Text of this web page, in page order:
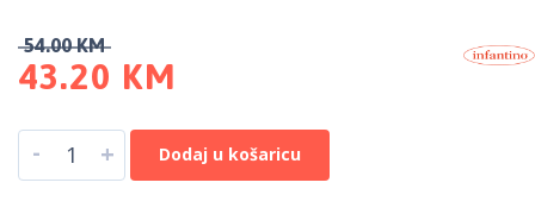
54.00KM
43.20 KM
- + Dodaj u košaricu